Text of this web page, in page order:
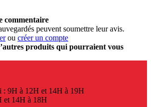
commentaire
peuvent soumettre leur avis.
ou créer un compte
produits qui pourraient vous
: 9H à 12H et 14H à 19H
et 14H à 18H